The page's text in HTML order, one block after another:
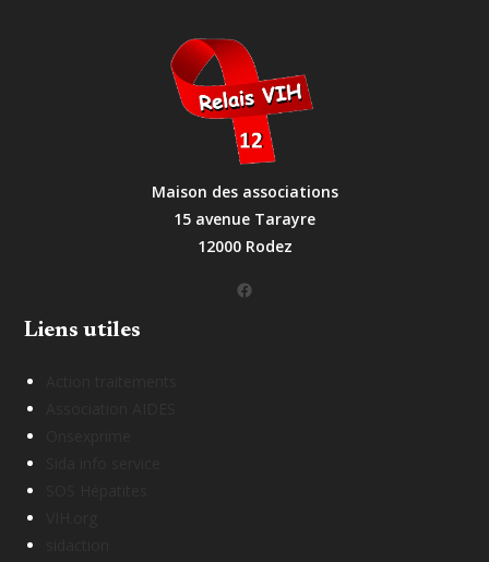
Maison des associations
15 avenue Tarayre
12000 Rodez
Facebook
Liens utiles